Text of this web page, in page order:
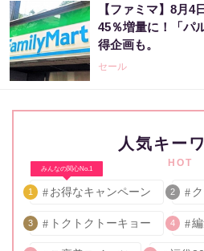
【ファミマ】8月4
45％増量に！「パ
得企画も。
セール
人気キー
HOT
みんなの関心No.1
1 お得なキャンペーン 2
3 トクトクトーキョー 4